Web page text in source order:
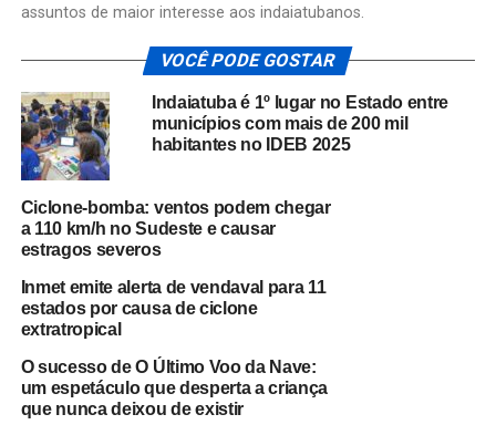
assuntos de maior interesse aos indaiatubanos.
VOCÊ PODE GOSTAR
Indaiatuba é 1º lugar no Estado entre
municípios com mais de 200 mil
habitantes no IDEB 2025
Ciclone-bomba: ventos podem chegar
a 110 km/h no Sudeste e causar
estragos severos
Inmet emite alerta de vendaval para 11
estados por causa de ciclone
extratropical
O sucesso de O Último Voo da Nave:
um espetáculo que desperta a criança
que nunca deixou de existir